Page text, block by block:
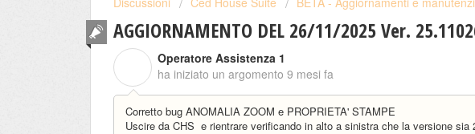
AGGIORNAMENTO DEL 26/11/2025 Ver.
Operatore Assistenza 1
ha iniziato un argomento 9 mesi fa
Corretto bug ANOMALIA ZOOM e PROPRIETA' STAMPE
Uscire da CHS e rientrare verificando in alto a sinistra che la versione sia